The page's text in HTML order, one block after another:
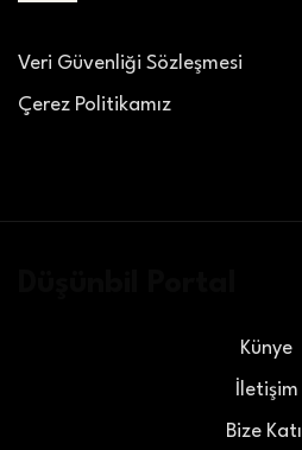
Veri Güvenliği Sözleşmesi
Çerez Politikamız
Künye
İletişim
Bize Katıl